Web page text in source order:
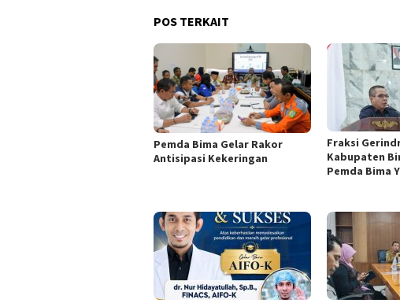
POS TERKAIT
Pemda Bima Gelar Rakor
Antisipasi Kekeringan
Fraksi
Kabupaten
Pemda Bima